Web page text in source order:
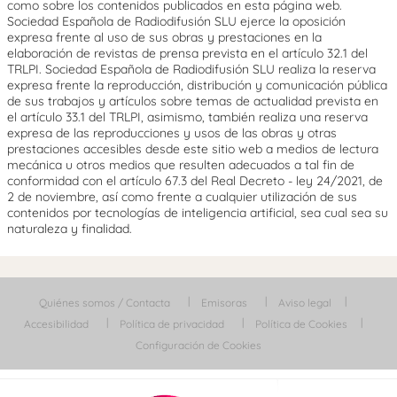
como sobre los contenidos publicados en esta página web.
Sociedad Española de Radiodifusión SLU ejerce la oposición
expresa frente al uso de sus obras y prestaciones en la
elaboración de revistas de prensa prevista en el artículo 32.1 del
TRLPI. Sociedad Española de Radiodifusión SLU realiza la reserva
expresa frente la reproducción, distribución y comunicación pública
de sus trabajos y artículos sobre temas de actualidad prevista en
el artículo 33.1 del TRLPI, asimismo, también realiza una reserva
expresa de las reproducciones y usos de las obras y otras
prestaciones accesibles desde este sitio web a medios de lectura
mecánica u otros medios que resulten adecuados a tal fin de
conformidad con el artículo 67.3 del Real Decreto - ley 24/2021, de
2 de noviembre, así como frente a cualquier utilización de sus
contenidos por tecnologías de inteligencia artificial, sea cual sea su
naturaleza y finalidad.
Quiénes somos / Contacta Emisoras
Aviso legal
Accesibilidad
Política de privacidad
Política de Cookies
Configuración de Cookies